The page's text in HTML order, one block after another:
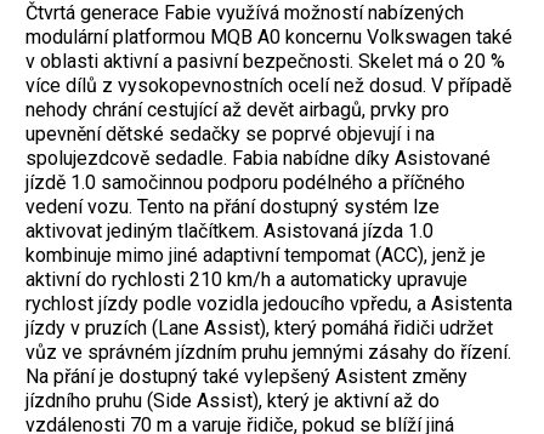
Čtvrtá generace Fabie využívá možností nabízených
modulární platformou MQB A0 koncernu Volkswagen také
v oblasti aktivní a pasivní bezpečnosti. Skelet má o 20 %
více dílů z vysokopevnostních ocelí než dosud. V případě
nehody chrání cestující až devět airbagů, prvky pro
upevnění dětské sedačky se poprvé objevují i na
spolujezdcově sedadle. Fabia nabídne díky Asistované
jízdě 1.0 samočinnou podporu podélného a příčného
vedení vozu. Tento na přání dostupný systém lze
aktivovat jediným tlačítkem. Asistovaná jízda 1.0
kombinuje mimo jiné adaptivní tempomat (ACC), jenž je
aktivní do rychlosti 210 km/h a automaticky upravuje
rychlost jízdy podle vozidla jedoucího vpředu, a Asistenta
jízdy v pruzích (Lane Assist), který pomáhá řidiči udržet
vůz ve správném jízdním pruhu jemnými zásahy do řízení.
Na přání je dostupný také vylepšený Asistent změny
jízdního pruhu (Side Assist), který je aktivní až do
vzdálenosti 70 m a varuje řidiče, pokud se blíží jiná